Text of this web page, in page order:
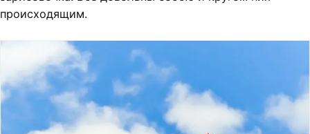
происходящим.